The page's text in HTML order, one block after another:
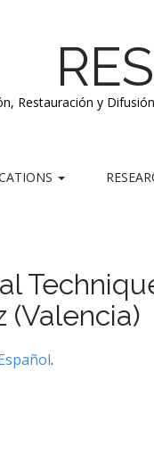
Restauración y
(Valencia)
.